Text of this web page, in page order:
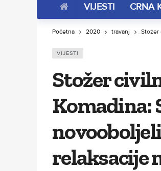
VIJESTI CRNA
Početna 2020 travanj Stožer
VIJESTI
Stožer
Komadina:
relaksacije